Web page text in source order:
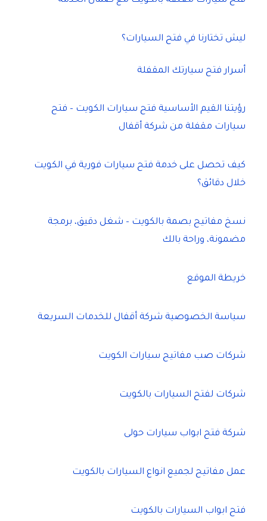
ليش تختارنا في فتح السيارات؟
أسرار فتح سيارتك المقفلة
رؤيتنا القيم الأساسية فتح سيارات الكويت – فتح
سيارات مقفلة من شركة أقفال
كيف تحصل على خدمة فتح سيارات فورية في الكويت
خلال دقائق؟
نسخ مفاتيح بصمة بالكويت – شغل دقيق، برمجة
مضمونة، وراحة بالك
خريطة الموقع
سياسة الخصوصية شركة أقفال للخدمات السريعة
شركات صب مفاتيح سيارات الكويت
شركات لفتح السيارات بالكويت
شركة فتح ابواب سيارات حولى
عمل مفاتيح لجميع انواع السيارات بالكويت
فتح ابواب السيارات بالكويت